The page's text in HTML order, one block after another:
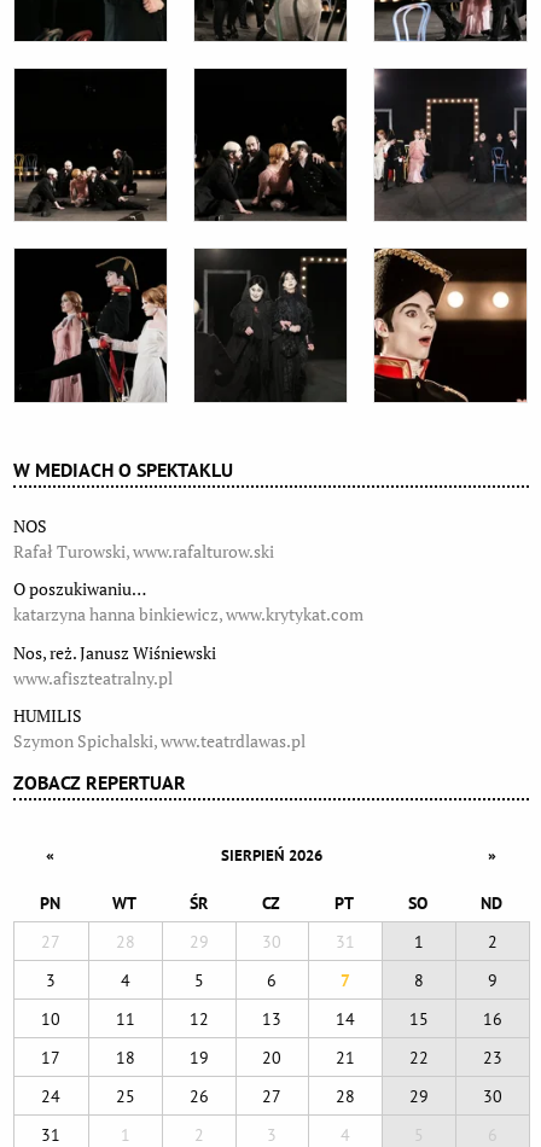
ZOBACZ REPERTUAR
« SIERPIEŃ 2026 »
PN WT ŚR CZ PT SO
ND
27
28 29 30 31 1
2
3
4 5 6 7 8
9
10
11 12 13 14 15
16
17
18 19 20 21 22
23
24
25 26 27 28 29
30
31
1 2 3 4 5 6
W MEDIACH O SPEKTAKLU
NOS
Rafał Turowski, www.rafalturow.ski
O poszukiwaniu…
katarzyna hanna binkiewicz, www.krytykat.com
Nos, reż. Janusz Wiśniewski
www.afiszteatralny.pl
HUMILIS
Szymon Spichalski, www.teatrdlawas.pl